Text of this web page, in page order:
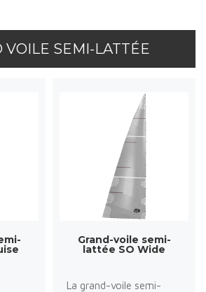
VOILE SEMI-LATTÉE
Grand-voile semi-
lattée SO Wide
La grand-voile semi-